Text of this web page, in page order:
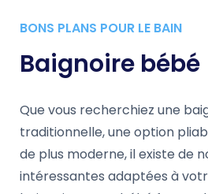
BONS PLANS POUR LE BAIN
Baignoire bébé
Que vous recherchiez une
traditionnelle, une option
de plus moderne, il existe de
intéressantes adaptées à